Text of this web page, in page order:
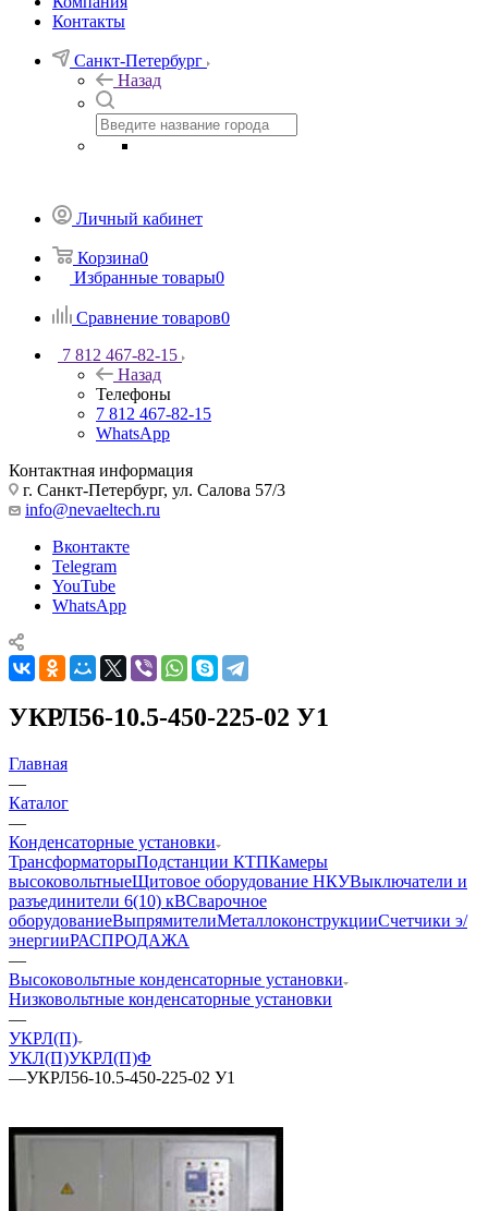
Контакты
Санкт-Петербург
Назад
Личный кабинет
Корзина0
Избранные товары0
Сравнение товаров0
7 812 467-82-15
Назад
Телефоны
7 812 467-82-15
WhatsApp
Контактная информация
г. Санкт-Петербург, ул. Салова 57/3
info@nevaeltech.ru
Вконтакте
Telegram
YouTube
WhatsApp
УКРЛ56-10.5-450-225-02 У1
Главная
—
Каталог
—
Конденсаторные установки
ТрансформаторыПодстанции КТПКамеры
высоковольтныеЩитовое оборудование НКУВыключатели и
разъединители 6(10) кВСварочное
оборудованиеВыпрямителиМеталлоконструкцииСчетчики э/
энергииРАСПРОДАЖА
—
Высоковольтные конденсаторные установки
Низковольтные конденсаторные установки
—
УКРЛ(П)
УКЛ(П)УКРЛ(П)Ф
—УКРЛ56-10.5-450-225-02 У1